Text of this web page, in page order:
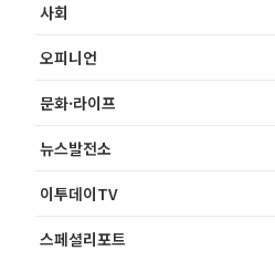
사회
오피니언
문화·라이프
뉴스발전소
이투데이TV
스페셜리포트